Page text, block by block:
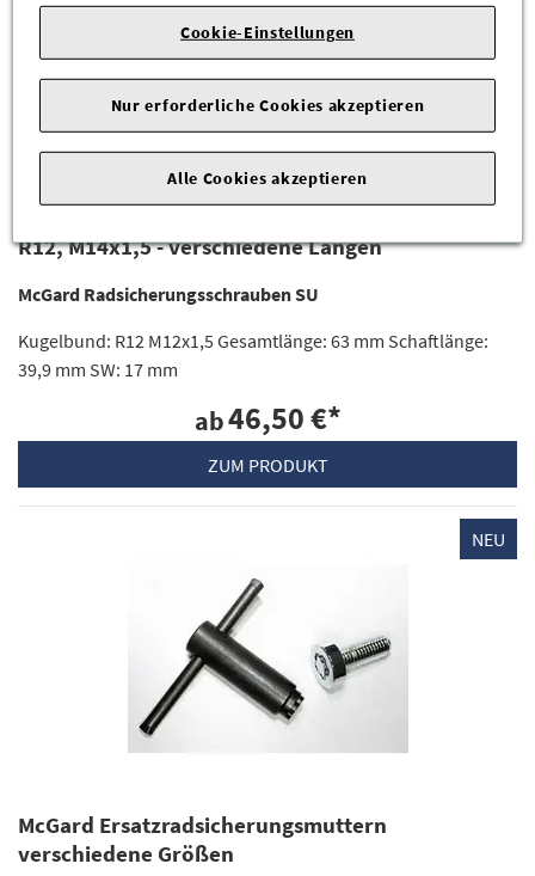
R12, M14x1,5 - verschiedene Längen
McGard Radsicherungsschrauben SU
Kugelbund: R12 M12x1,5 Gesamtlänge: 63 mm Schaftlänge:
39,9 mm SW: 17 mm
ab46,50 €*
ZUM PRODUKT
NEU
McGard Ersatzradsicherungsmuttern
verschiedene Größen
Cookie-Einstellungen
Nur erforderliche Cookies akzeptieren
Alle Cookies akzeptieren